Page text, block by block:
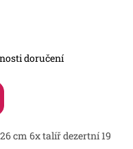
doručení
cm 6x talíř dezertní 19